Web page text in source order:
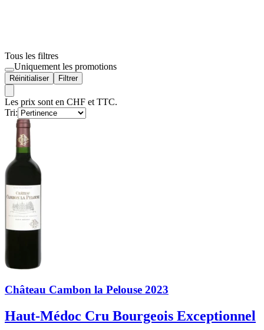
Tous les filtres
Uniquement les promotions
Réinitialiser Filtrer
Les prix sont en CHF et TTC.
Tri:
Château Cambon la Pelouse 2023
Haut-Médoc Cru Bourgeois Exceptionnel